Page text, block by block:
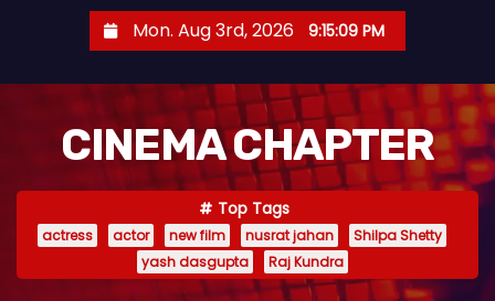
Mon. Aug 3rd, 2026 9:15:11 PM
CINEMA CHAPTER
Top Tags
actress actor new film nusrat jahan
Shilpa Shetty
yash dasgupta
Raj Kundra